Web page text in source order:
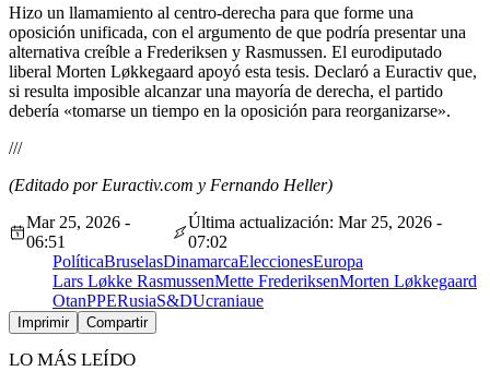
Hizo un llamamiento al centro-derecha para que forme una
oposición unificada, con el argumento de que podría presentar una
alternativa creíble a Frederiksen y Rasmussen. El eurodiputado
liberal Morten Løkkegaard apoyó esta tesis. Declaró a Euractiv que,
si resulta imposible alcanzar una mayoría de derecha, el partido
debería «tomarse un tiempo en la oposición para reorganizarse».
///
(Editado por Euractiv.com y Fernando Heller)
Mar 25, 2026 -
06:51
Última actualización: Mar 25, 2026 -
07:02
PolíticaBruselasDinamarcaEleccionesEuropa
Lars Løkke RasmussenMette FrederiksenMorten Løkkegaard
OtanPPERusiaS&DUcraniaue
Imprimir Compartir
LO MÁS LEÍDO